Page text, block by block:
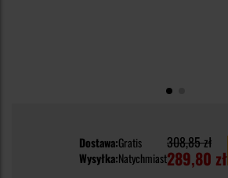
Dostawa:Gratis
Wysyłka:Natychmiast
308,85 zł
289,80 zł